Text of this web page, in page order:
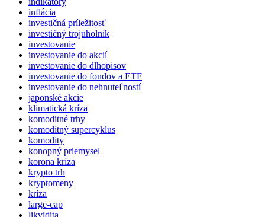
inflácia
investičná príležitosť
investičný trojuholník
investovanie
investovanie do akcií
investovanie do dlhopisov
investovanie do fondov a ETF
investovanie do nehnuteľností
japonské akcie
klimatická kríza
komoditné trhy
komoditný supercyklus
komodity
konopný priemysel
korona kríza
krypto trh
kryptomeny
kríza
large-cap
likvidita